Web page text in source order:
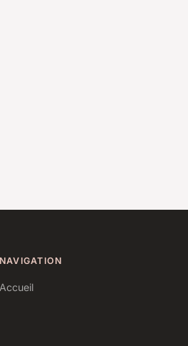
NAVIGATION
Accueil